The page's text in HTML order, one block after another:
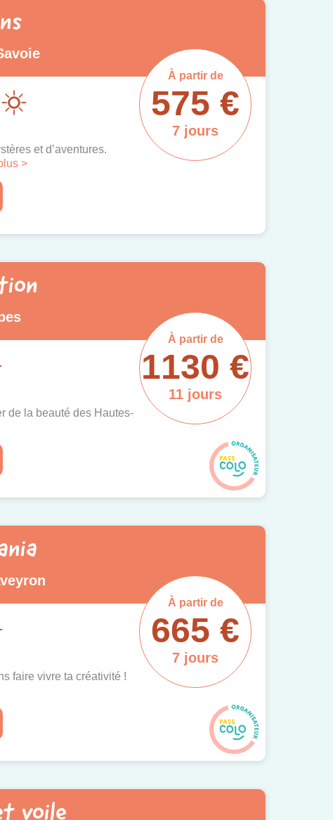
À partir de
575 €
7 jours
et d’aventures.
>
À partir de
1130 €
11 jours
de la beauté des Hautes-
À partir de
665 €
7 jours
faire vivre ta créativité !
voile